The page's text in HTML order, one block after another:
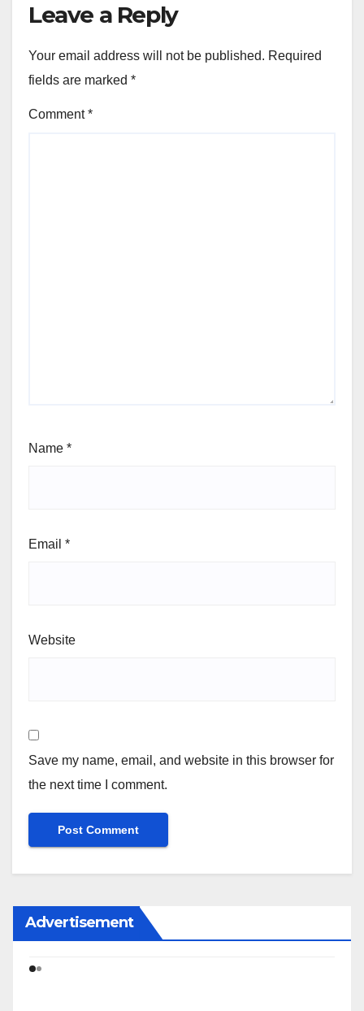
Leave a Reply
Your email address will not be published. Required
fields are marked *
Comment*
Name *
Email *
Website
Save my name, email, and website in this browser for
the next time I comment.
Advertisement